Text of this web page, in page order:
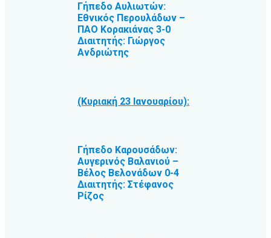
Γήπεδο Αυλιωτών:
Εθνικός Περουλάδων –
ΠΑΟ Κορακιάνας 3-0
Διαιτητής: Γιώργος
Ανδριώτης
(Κυριακή 23 Ιανουαρίου):
Γήπεδο Καρουσάδων:
Αυγερινός Βαλανιού –
Βέλος Βελονάδων 0-4
Διαιτητής: Στέφανος
Ρίζος